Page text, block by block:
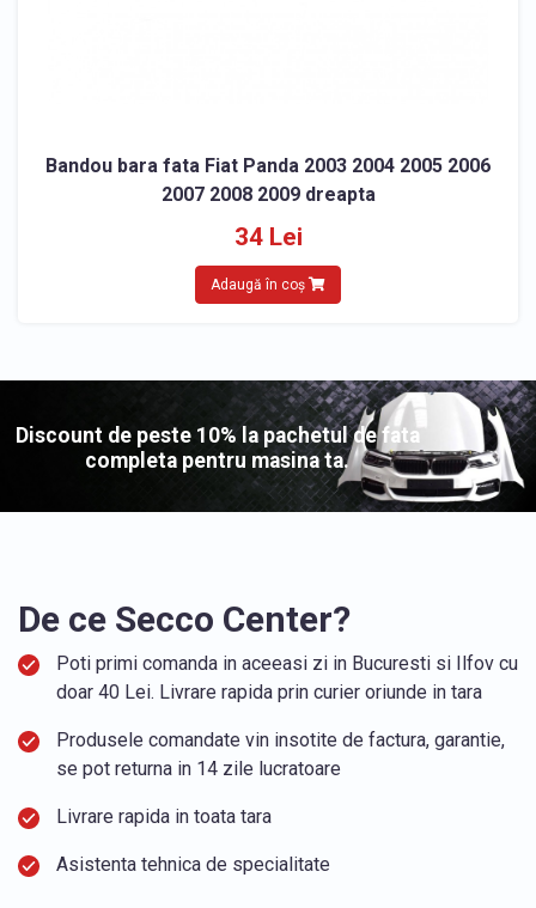
Bandou bara fata Fiat Panda 2003 2004 2005 2006
2007 2008 2009 dreapta
34 Lei
Adaugă în coș
Discount de peste 10% la pachetul de fata
completa pentru masina ta.
De ce Secco Center?
Poti primi comanda in aceeasi zi in Bucuresti si Ilfov cu
doar 40 Lei. Livrare rapida prin curier oriunde in tara
Produsele comandate vin insotite de factura, garantie,
se pot returna in 14 zile lucratoare
Livrare rapida in toata tara
Asistenta tehnica de specialitate